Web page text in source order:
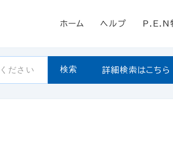
ホーム ヘルプ P.E.N
検索 詳細検索はこちら